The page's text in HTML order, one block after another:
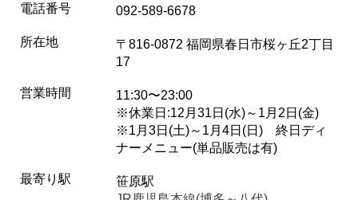
電話番号 092-589-6678
所在地
〒816-0872 福岡県春日市桜ヶ丘2丁目
17
営業時間
11:30〜23:00
※休業日:12月31日(水)～1月2日(金)
※1月3日(土)～1月4日(日) 終日ディ
ナーメニュー(単品販売は有)
最寄り駅
笹原駅